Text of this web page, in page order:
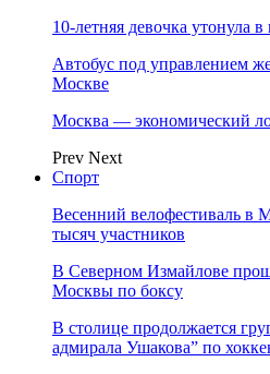
10-летняя девочка утонула
Автобус под управлением
Москве
Москва — экономический
Prev Next
Спорт
Весенний велофестиваль в
тысяч участников
В Северном Измайлове
Москвы по боксу
В столице продолжается
адмирала Ушакова” по